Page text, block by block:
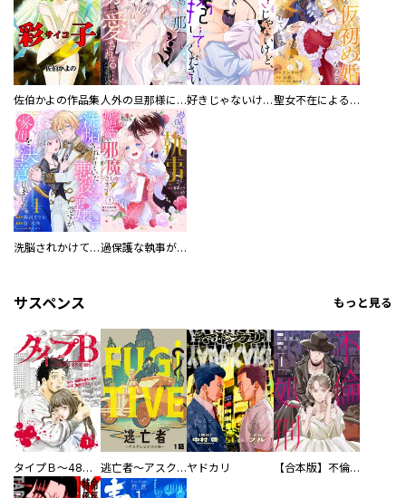
佐伯かよの作品集 人外の旦那様に娶られ毎晩ナカまで愛される…。アンソロジー 好きじゃないけど、抱いてください【電子単行本版／特典おまけ付き】 聖女不在による仮初め婚なのに、不器用な王太子に溺愛されています【電子単行本版／特典おまけ付き】
洗脳されかけていた悪役令嬢ですが家出を決意しました。【電子単行本版／特典おまけ付き】 過保護な執事が私の婚活を邪魔してきます！ 分冊版
サスペンス もっと見る
タイプＢ～48時間後、致死率100％～【単話】 逃亡者～アスクレピオスの杖～ヤドカリ 【合本版】不倫処刑